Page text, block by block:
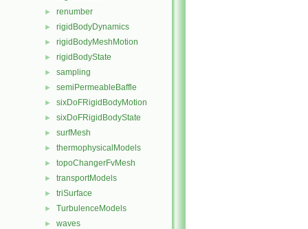
► renumber
► rigidBodyDynamics
► rigidBodyMeshMotion
► rigidBodyState
► sampling
► semiPermeableBaffle
► sixDoFRigidBodyMotion
► sixDoFRigidBodyState
► surfMesh
► thermophysicalModels
► topoChangerFvMesh
► transportModels
► triSurface
► TurbulenceModels
► waves